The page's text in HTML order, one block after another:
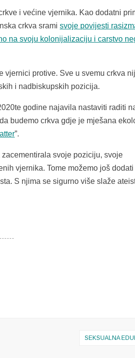
i većine vjernika. Kao dodatni
crkva sramisvoje povijesti
na svoju kolonijalizaciju i carstvo
vjernici protive. Sve u svemu crkva
i nadbiskupskih pozicija.
godine najavila nastaviti raditi
budemo crkva gdje je mješana
”.
svoje poziciju, svoje
vjernika. Tome možemo još
S njima se sigurno više slaže
SEKSUALNA